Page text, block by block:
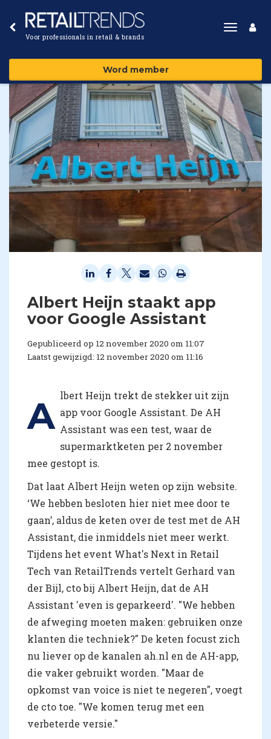
Voor professionals in retail & brands
Toggle
Word member
Albert Heijn staakt app
voor Google Assistant
Gepubliceerd op 12 november 2020 om 11:07
Laatst gewijzigd: 12 november 2020 om 11:16
A lbert Heijn trekt de stekker uit zijn
app voor Google Assistant. De AH
Assistant was een test, waar de
supermarktketen per 2 november
mee gestopt is.
Dat laat Albert Heijn weten op zijn website.
‘We hebben besloten hier niet mee door te
gaan’, aldus de keten over de test met de AH
Assistant, die inmiddels niet meer werkt.
Tijdens het event What's Next in Retail
Tech van RetailTrends vertelt Gerhard van
der Bijl, cto bij Albert Heijn, dat de AH
Assistant 'even is geparkeerd'. "We hebben
de afweging moeten maken: gebruiken onze
klanten die techniek?" De keten focust zich
nu liever op de kanalen ah.nl en de AH-app,
die vaker gebruikt worden. "Maar de
opkomst van voice is niet te negeren", voegt
de cto toe. "We komen terug met een
verbeterde versie."